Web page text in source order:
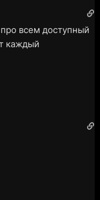
всем доступный
каждый